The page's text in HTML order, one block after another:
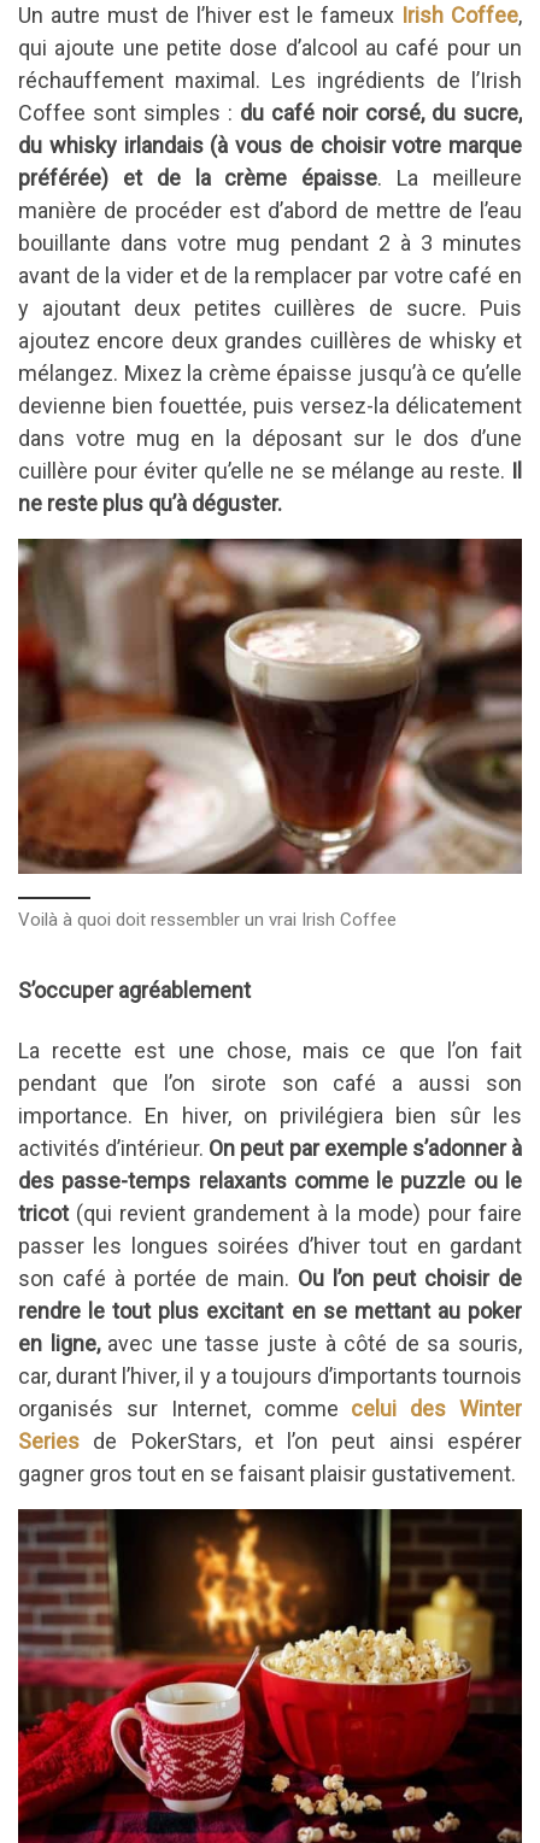
Un autre must de l’hiver est le fameux Irish Coffee,
qui ajoute une petite dose d’alcool au café pour un
réchauffement maximal. Les ingrédients de l’Irish
Coffee sont simples : du café noir corsé, du sucre,
du whisky irlandais (à vous de choisir votre marque
préférée) et de la crème épaisse. La meilleure
manière de procéder est d’abord de mettre de l’eau
bouillante dans votre mug pendant 2 à 3 minutes
avant de la vider et de la remplacer par votre café en
y ajoutant deux petites cuillères de sucre. Puis
ajoutez encore deux grandes cuillères de whisky et
mélangez. Mixez la crème épaisse jusqu’à ce qu’elle
devienne bien fouettée, puis versez-la délicatement
dans votre mug en la déposant sur le dos d’une
cuillère pour éviter qu’elle ne se mélange au reste. Il
ne reste plus qu’à déguster.
Voilà à quoi doit ressembler un vrai Irish Coffee
S’occuper agréablement
La recette est une chose, mais ce que l’on fait
pendant que l’on sirote son café a aussi son
importance. En hiver, on privilégiera bien sûr les
activités d’intérieur. On peut par exemple s’adonner à
des passe-temps relaxants comme le puzzle ou le
tricot(qui revient grandement à la mode) pour faire
passer les longues soirées d’hiver tout en gardant
son café à portée de main. Ou l’on peut choisir de
rendre le tout plus excitant en se mettant au poker
en ligne, avec une tasse juste à côté de sa souris,
car, durant l’hiver, il y a toujours d’importants tournois
organisés sur Internet, comme celui des Winter
Series de PokerStars, et l’on peut ainsi espérer
gagner gros tout en se faisant plaisir gustativement.